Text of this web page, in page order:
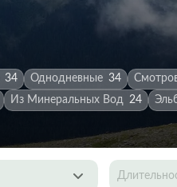
34 Однодневные 34
Из Минеральных Вод 24